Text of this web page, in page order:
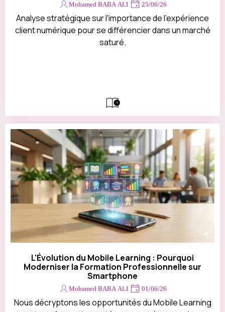
Mohamed BABA ALI 25/06/26
Analyse stratégique sur l'importance de l'expérience
client numérique pour se différencier dans un marché
saturé.
L'Évolution du Mobile Learning : Pourquoi
Moderniser la Formation Professionnelle sur
Smartphone
Mohamed BABA ALI 01/06/26
Nous décryptons les opportunités du Mobile Learning